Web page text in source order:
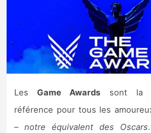
Nintendo Direct
Tests et previews
Tests de jeux
Tests d’accessoires
Les Game Awards sont la
référence pour tous les
–notre équivalent des Oscars